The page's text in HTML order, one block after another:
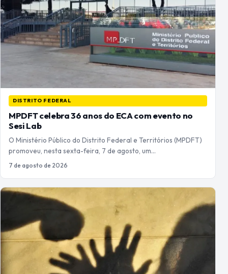
DISTRITO FEDERAL
MPDFT celebra 36 anos do ECA com evento no
Sesi Lab
O Ministério Público do Distrito Federal e Territórios (MPDFT)
promoveu, nesta sexta-feira, 7 de agosto, um…
7 de agosto de 2026